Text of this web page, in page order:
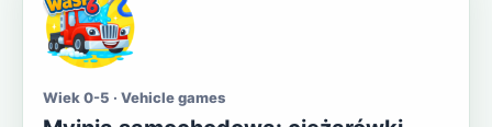
Wiek 0-5 · Vehicle games